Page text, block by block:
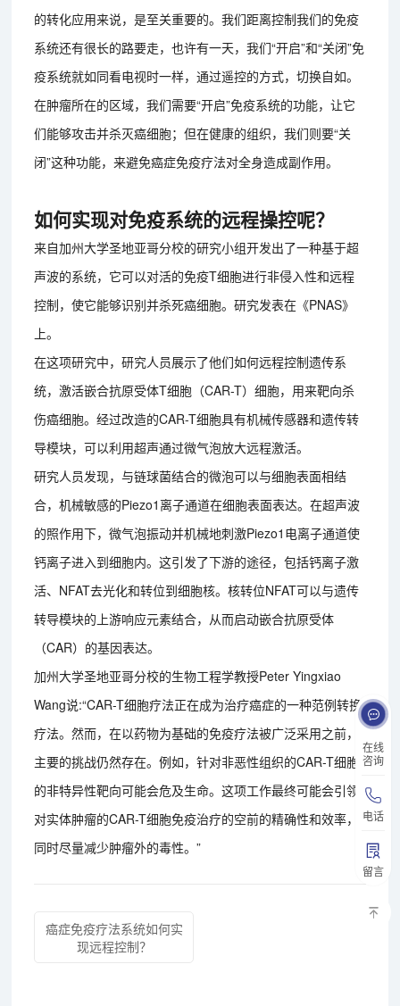
在线
咨询
电话
留言
的转化应用来说，是至关重要的。我们距离控制我们的免疫
系统还有很长的路要走，也许有一天，我们“开启”和“关闭”免
疫系统就如同看电视时一样，通过遥控的方式，切换自如。
在肿瘤所在的区域，我们需要“开启”免疫系统的功能，让它
们能够攻击并杀灭癌细胞；但在健康的组织，我们则要“关
闭”这种功能，来避免癌症免疫疗法对全身造成副作用。
如何实现对免疫系统的远程操控呢？
来自加州大学圣地亚哥分校的研究小组开发出了一种基于超
声波的系统，它可以对活的免疫T细胞进行非侵入性和远程
控制，使它能够识别并杀死癌细胞。研究发表在《PNAS》
上。
在这项研究中，研究人员展示了他们如何远程控制遗传系
统，激活嵌合抗原受体T细胞（CAR-T）细胞，用来靶向杀
伤癌细胞。经过改造的CAR-T细胞具有机械传感器和遗传转
导模块，可以利用超声通过微气泡放大远程激活。
研究人员发现，与链球菌结合的微泡可以与细胞表面相结
合，机械敏感的Piezo1离子通道在细胞表面表达。在超声波
的照作用下，微气泡振动并机械地刺激Piezo1电离子通道使
钙离子进入到细胞内。这引发了下游的途径，包括钙离子激
活、NFAT去光化和转位到细胞核。核转位NFAT可以与遗传
转导模块的上游响应元素结合，从而启动嵌合抗原受体
（CAR）的基因表达。
加州大学圣地亚哥分校的生物工程学教授Peter Yingxiao
Wang说:“CAR-T细胞疗法正在成为治疗癌症的一种范例转换
疗法。然而，在以药物为基础的免疫疗法被广泛采用之前，
主要的挑战仍然存在。例如，针对非恶性组织的CAR-T细胞
的非特异性靶向可能会危及生命。这项工作最终可能会引领
对实体肿瘤的CAR-T细胞免疫治疗的空前的精确性和效率，
同时尽量减少肿瘤外的毒性。”
癌症免疫疗法系统如何实
现远程控制？